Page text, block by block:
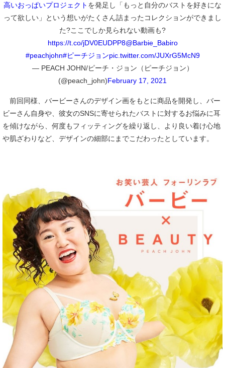
高いおっぱいプロジェクト を発足し「もっと自分のバストを好きにな
って欲しい」という想いがたくさん詰まったコレクションができまし
た?ここでしか見られない動画も?
https://t.co/jDV0EUDPP8@Barbie_Babiro
#peachjohn#ピーチジョンpic.twitter.com/JUXrG5McN9
— PEACH JOHN/ピーチ・ジョン（ピーチジョン）
(@peach_john)February 17, 2021
前回同様、バービーさんのデザイン画をもとに商品を開発し、バー
ビーさん自身や、彼女のSNSに寄せられたバストに対するお悩みに耳
を傾けながら、何度もフィッティングを繰り返し、より良い着け心地
や肌ざわりなど、デザインの細部にまでこだわったとしています。